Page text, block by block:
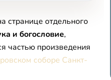
странице отдельного
и богословие,
частью произведения
соборе Санкт-